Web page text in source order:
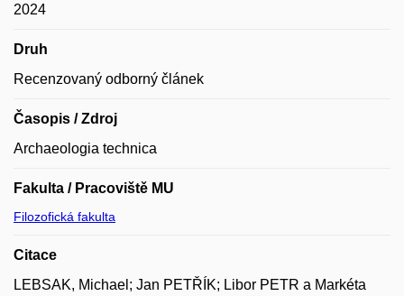
2024
Druh
Recenzovaný odborný článek
Časopis / Zdroj
Archaeologia technica
Fakulta / Pracoviště MU
Filozofická fakulta
Citace
LEBSAK, Michael; Jan PETŘÍK; Libor PETR a Markéta